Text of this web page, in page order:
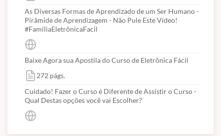
As Diversas Formas de Aprendizado de um Ser Humano -
Pirâmide de Aprendizagem - Não Pule Este Vídeo!
#FamiliaEletrônicaFacil
Baixe Agora sua Apostila do Curso de Eletrônica Fácil
272 págs.
Cuidado! Fazer o Curso é Diferente de Assistir o Curso -
Qual Destas opções você vai Escolher?